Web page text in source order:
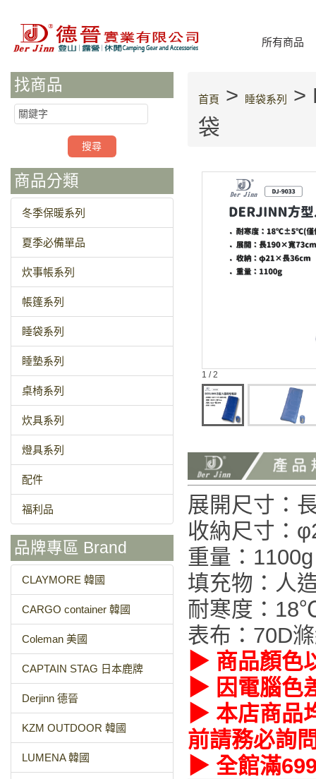
所有商品
找商品
商品分類
冬季保暖系列
夏季必備單品
炊事帳系列
帳篷系列
睡袋系列
睡墊系列
桌椅系列
炊具系列
燈具系列
配件
福利品
品牌專區 Brand
CLAYMORE 韓國
CARGO container 韓國
Coleman 美國
CAPTAIN STAG 日本鹿牌
Derjinn 德晉
KZM OUTDOOR 韓國
LUMENA 韓國
首頁 > 睡袋系列
>
袋
1 / 2
展開尺寸：
收納尺寸：
重量：1100g
填充物：人
耐寒度：
表布：70D
▶ 商品顏色
▶ 因電腦色
▶ 本店商品
前請務必詢
▶ 全館滿